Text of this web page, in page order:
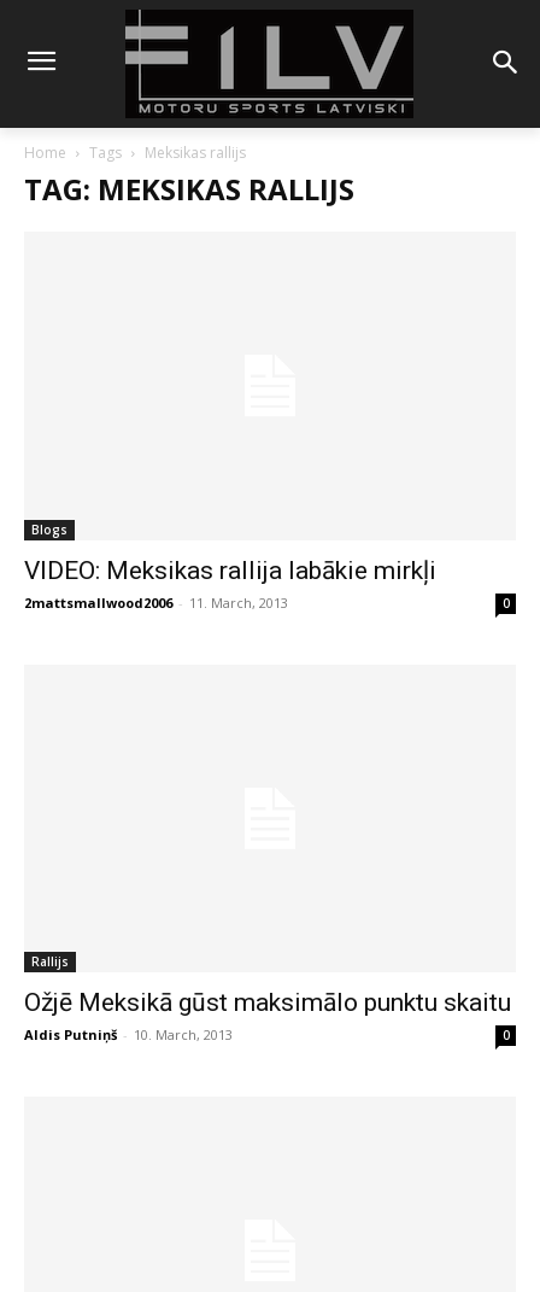
Home Tags Meksikas rallijs
TAG: MEKSIKAS RALLIJS
Blogs
VIDEO: Meksikas rallija labākie mirkļi
2mattsmallwood2006 - 11. March, 2013 0
Rallijs
Ožjē Meksikā gūst maksimālo punktu skaitu
Aldis Putniņš - 10. March, 2013 0